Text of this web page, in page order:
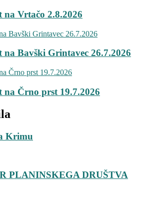
na Vrtačo 2.8.2026
na Bavški Grintavec 26.7.2026
na Črno prst 19.7.2026
Krimu
PLANINSKEGA DRUŠTVA